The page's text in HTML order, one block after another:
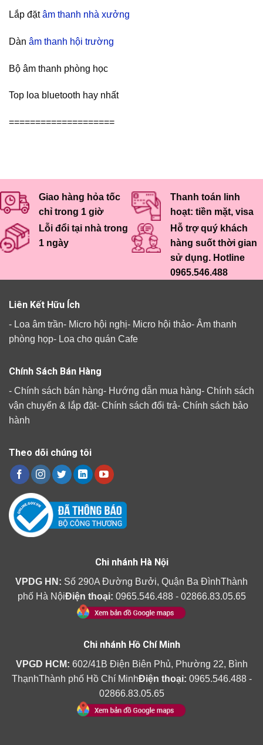
Lắp đặtâm thanh nhà xưởng
Dàn âm thanh hội trường
Bộ âm thanh phòng học
Top loa bluetooth hay nhất
====================
Giao hàng hỏa tốc
chỉ trong 1 giờ
Thanh toán linh
hoạt: tiền mặt, visa
Lỗi đổi tại nhà trong
1 ngày
Hỗ trợ quý khách
hàng suốt thời gian
sử dụng. Hotline
0965.546.488
Liên Kết Hữu Ích
- Loa âm trần- Micro hội nghị- Micro hội thảo- Âm thanh
phòng họp- Loa cho quán Cafe
Chính Sách Bán Hàng
- Chính sách bán hàng- Hướng dẫn mua hàng- Chính sách
vận chuyển & lắp đặt- Chính sách đổi trả- Chính sách bảo
hành
Theo dõi chúng tôi
Chi nhánh Hà Nội
VPDG HN: Số 290A Đường Bưởi, Quận Ba ĐìnhThành
phố Hà NộiĐiện thoại: 0965.546.488 - 02866.83.05.65
Chi nhánh Hồ Chí Minh
VPGD HCM: 602/41B Điện Biên Phủ, Phường 22, Bình
ThạnhThành phố Hồ Chí MinhĐiện thoại: 0965.546.488 -
02866.83.05.65